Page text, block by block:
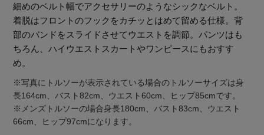
【エディターズ・エッセンシャル】
ベーシックとトレンドが交差する16の名品
細めのベルト幅でアクセサリーのようなシックなベルト。
着脱はフロントのフックをカチッとはめて留める仕様。背
部のバンドをスライドさせてウエストを調節。パンツはも
ちろん、ハイウエストスカートやワンピースにもおすす
め。
※写真にトルソーが表示されている場合のトルソーサイズは身
長164cm、バスト82cm、ウエスト60cm、ヒップ85cmです。
※メンズトルソーの場合身長180cm、バスト83cm、ウエスト
66cm、ヒップ97cmになります。